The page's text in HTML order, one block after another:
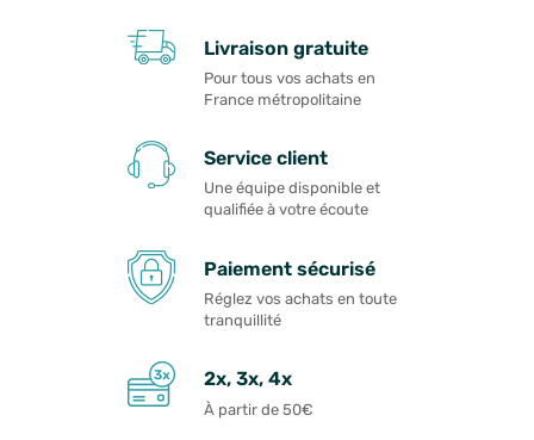
Livraison gratuite
Pour tous vos achats en
France métropolitaine
Service client
Une équipe disponible et
qualifiée à votre écoute
Paiement sécurisé
Réglez vos achats en toute
tranquillité
2x, 3x, 4x
À partir de 50€